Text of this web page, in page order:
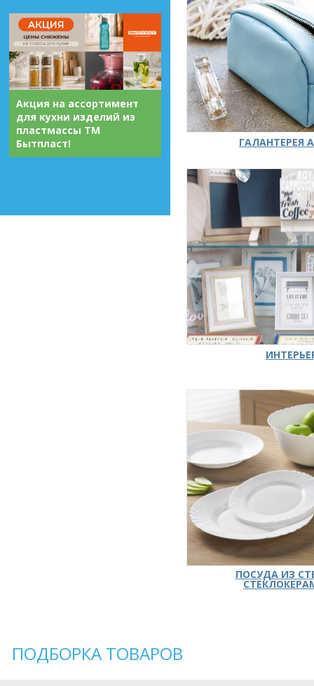
Акция на ассортимент
для кухни изделий из
пластмассы ТМ
Бытпласт!
ГАЛАНТЕРЕЯ
ПОСУДА ИЗ
ПОДБОРКА ТОВАРОВ